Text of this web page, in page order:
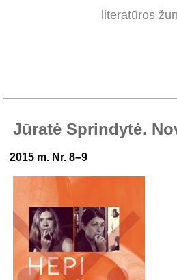
literatūros
Jūratė Sprindytė.
2015 m. Nr. 8–9